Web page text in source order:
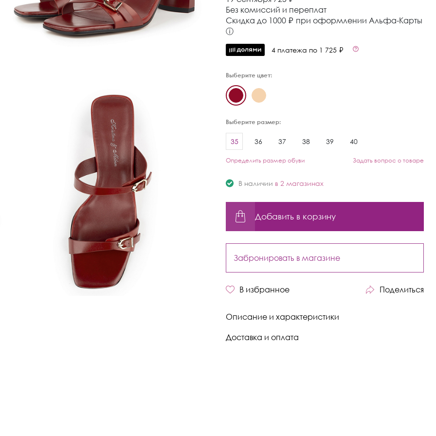
Кроссовки
Мюли
Без комиссий и переплат
Cкидка до 1000 ₽ при оформлении Альфа-Карты
ⓘ
4 платежа по 1 725 ₽
Выберите цвет:
Выберите размер:
35 36 37 38 39 40
Определить размер обуви Задать вопрос о товаре
В наличии в 2 магазинах
Добавить в корзину
Забронировать в магазине
В избранное Поделиться
Описание и характеристики
Доставка и оплата